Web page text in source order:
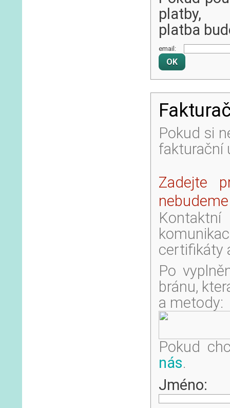
platby,
platba
email:
Pokud si
fakturační
Zadejte
certifikáty
Po
bránu,
a metody:
Pokud
nás.
Jméno: